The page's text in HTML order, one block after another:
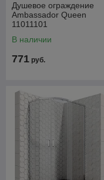
Душевое ограждение
Ambassador Queen
11011101
В наличии
771 руб.